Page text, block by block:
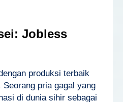
Jobless
produksi terbaik
pria gagal yang
di dunia sihir sebagai